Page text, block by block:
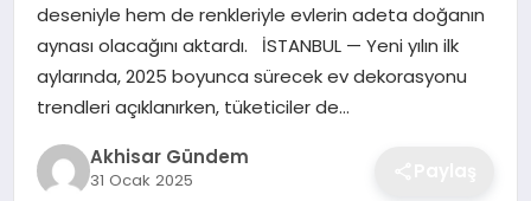
deseniyle hem de renkleriyle evlerin adeta doğanın
aynası olacağını aktardı. İSTANBUL — Yeni yılın ilk
aylarında, 2025 boyunca sürecek ev dekorasyonu
trendleri açıklanırken, tüketiciler de…
Akhisar Gündem
31 Ocak 2025